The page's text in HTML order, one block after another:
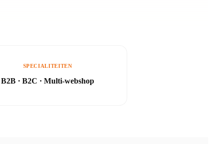
SPECIALITEITEN
B2B · B2C · Multi-webshop